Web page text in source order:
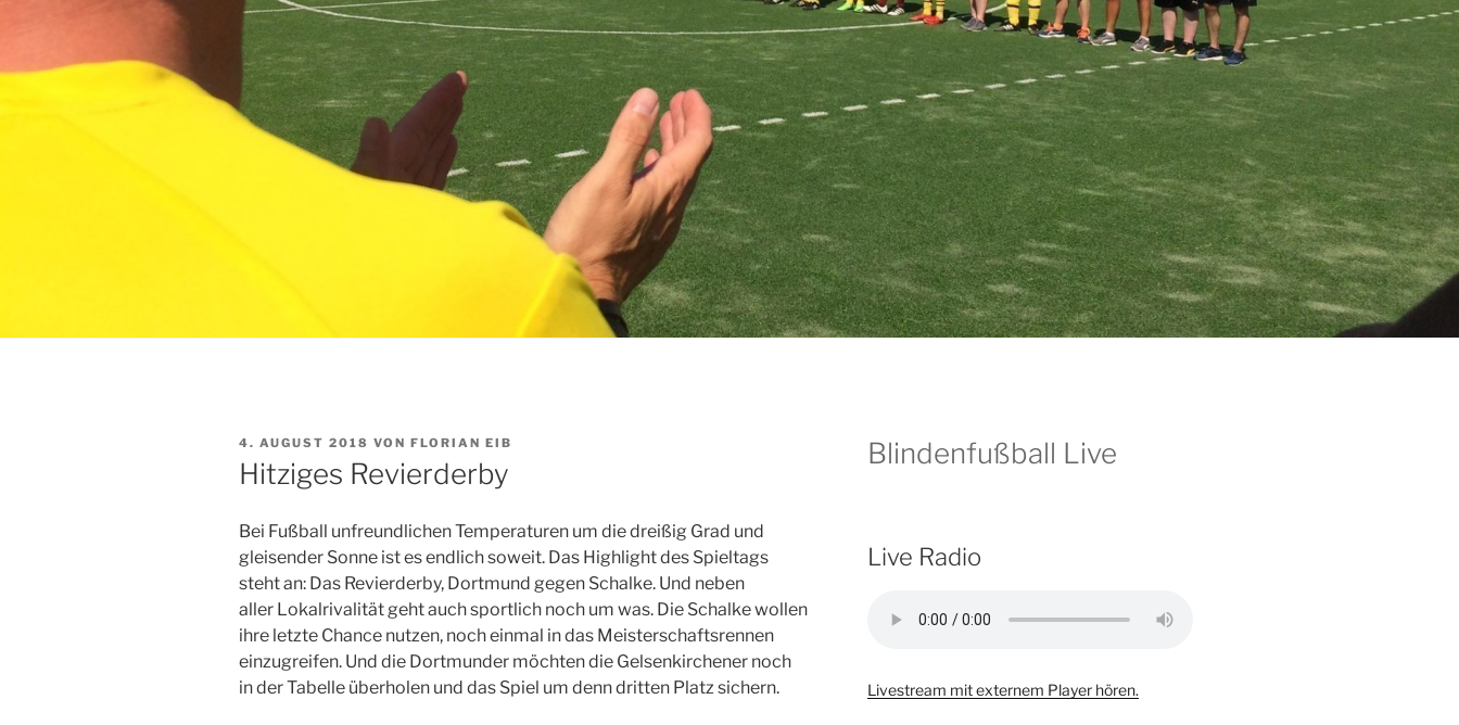
VERÖFFENTLICHT
AM
4. AUGUST 2018 VON FLORIAN EIB
Hitziges Revierderby
Bei Fußball unfreundlichen Temperaturen um die dreißig Grad und
gleisender Sonne ist es endlich soweit. Das Highlight des Spieltags
steht an: Das Revierderby, Dortmund gegen Schalke. Und neben
aller Lokalrivalität geht auch sportlich noch um was. Die Schalke wollen
ihre letzte Chance nutzen, noch einmal in das Meisterschaftsrennen
einzugreifen. Und die Dortmunder möchten die Gelsenkirchener noch
in der Tabelle überholen und das Spiel um denn dritten Platz sichern.
Blindenfußball Live
Live Radio
Livestream mit externem Player hören.